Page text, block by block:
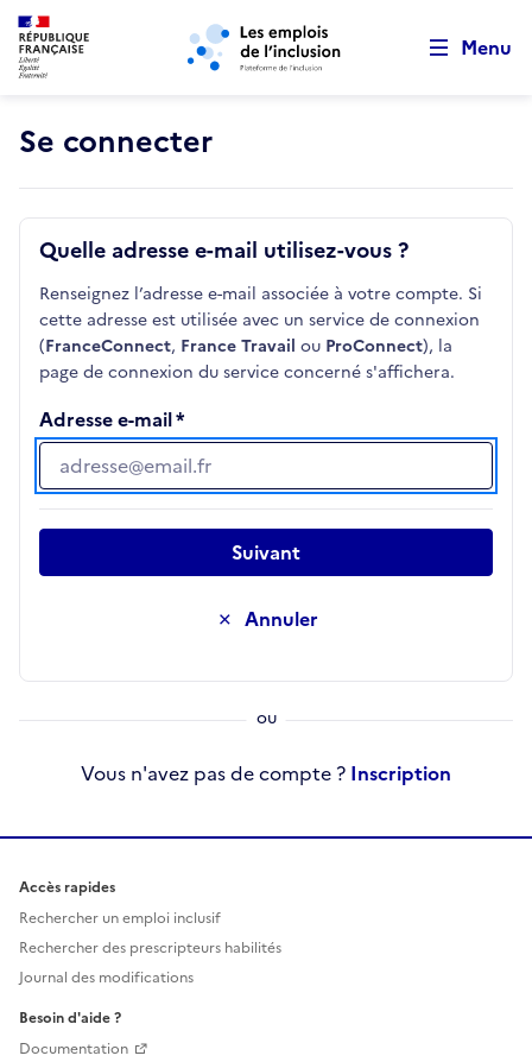
Aller au menu principal Aller au contenu principal
Menu
Se connecter
Quelle adresse e-mail utilisez-vous ?
Renseignez l’adresse e-mail associée à votre compte. Si
cette adresse est utilisée avec un service de connexion
(FranceConnect, France Travail ou ProConnect), la
page de connexion du service concerné s'affichera.
Adresse e-mail
Adresse e-mail
Annuler
Suivant
Vous n'avez pas de compte ? Inscription
Accès rapides
Rechercher un emploi inclusif
Rechercher des prescripteurs habilités
Journal des modifications
Besoin d'aide ?
Documentation
Retour au début de la page
Panneau de gestion des cookies